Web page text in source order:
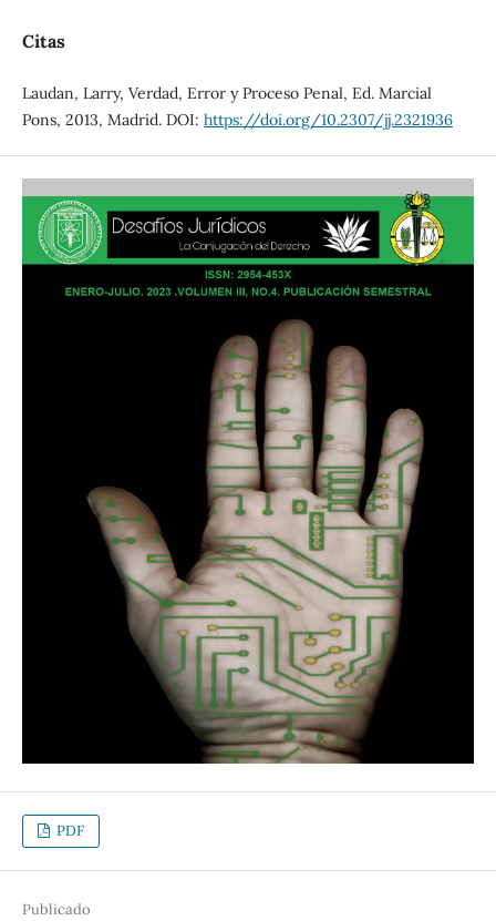
Citas
Laudan, Larry, Verdad, Error y Proceso Penal, Ed. Marcial
Pons, 2013, Madrid. DOI: https://doi.org/10.2307/jj.2321936
PDF
Publicado